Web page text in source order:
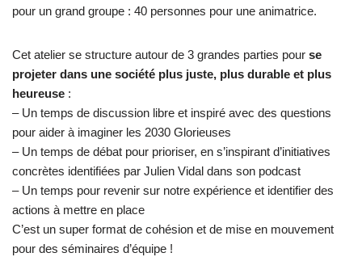
pour un grand groupe : 40 personnes pour une animatrice.
Cet atelier se structure autour de 3 grandes parties pour se
projeter dans une société plus juste, plus durable et plus
heureuse :
– Un temps de discussion libre et inspiré avec des questions
pour aider à imaginer les 2030 Glorieuses
– Un temps de débat pour prioriser, en s’inspirant d’initiatives
concrètes identifiées par Julien Vidal dans son podcast
– Un temps pour revenir sur notre expérience et identifier des
actions à mettre en place
C’est un super format de cohésion et de mise en mouvement
pour des séminaires d’équipe !